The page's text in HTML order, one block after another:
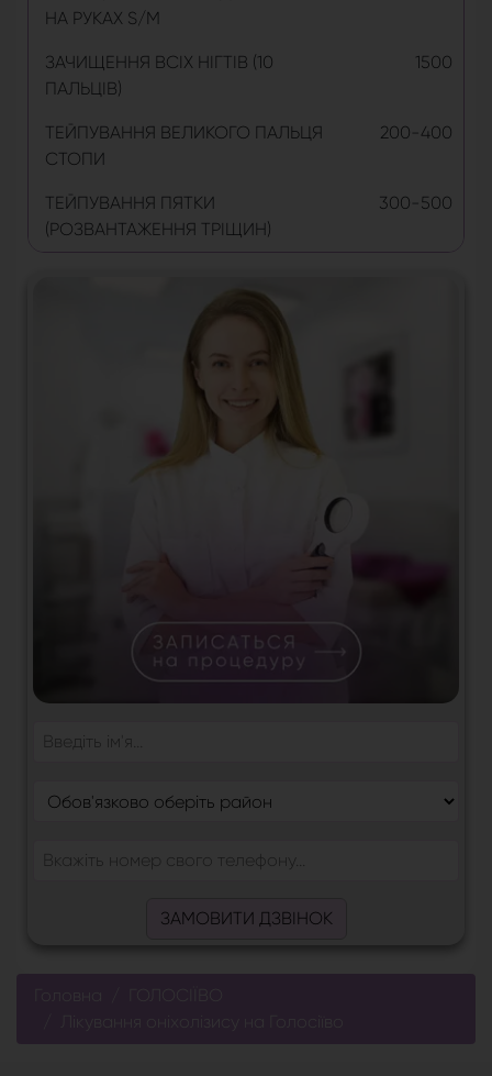
НА РУКАХ S/M
ЗАЧИЩЕННЯ ВСІХ НІГТІВ (10
ПАЛЬЦІВ)
1500
ТЕЙПУВАННЯ ВЕЛИКОГО ПАЛЬЦЯ
СТОПИ
200-400
ТЕЙПУВАННЯ ПЯТКИ
(РОЗВАНТАЖЕННЯ ТРІЩИН)
300-500
ЗАМОВИТИ ДЗВІНОК
Головна
Лікування оніхолізису на Голосіїво